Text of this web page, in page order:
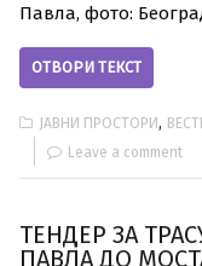
Павла, фото:
ОТВОРИ ТЕКСТ
ЈАВНИ ПРОСТОРИ,
Leave a comment
ТЕНДЕР ЗА
ПАВЛА ДО